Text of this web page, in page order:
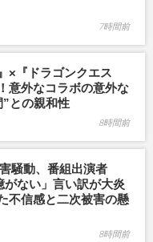
7時間前
×『ドラゴンクエス
意外なコラボの意外な
との親和性
8時間前
騒動、番組出演者
がない」言い訳が大炎
不信感と二次被害の懸
8時間前